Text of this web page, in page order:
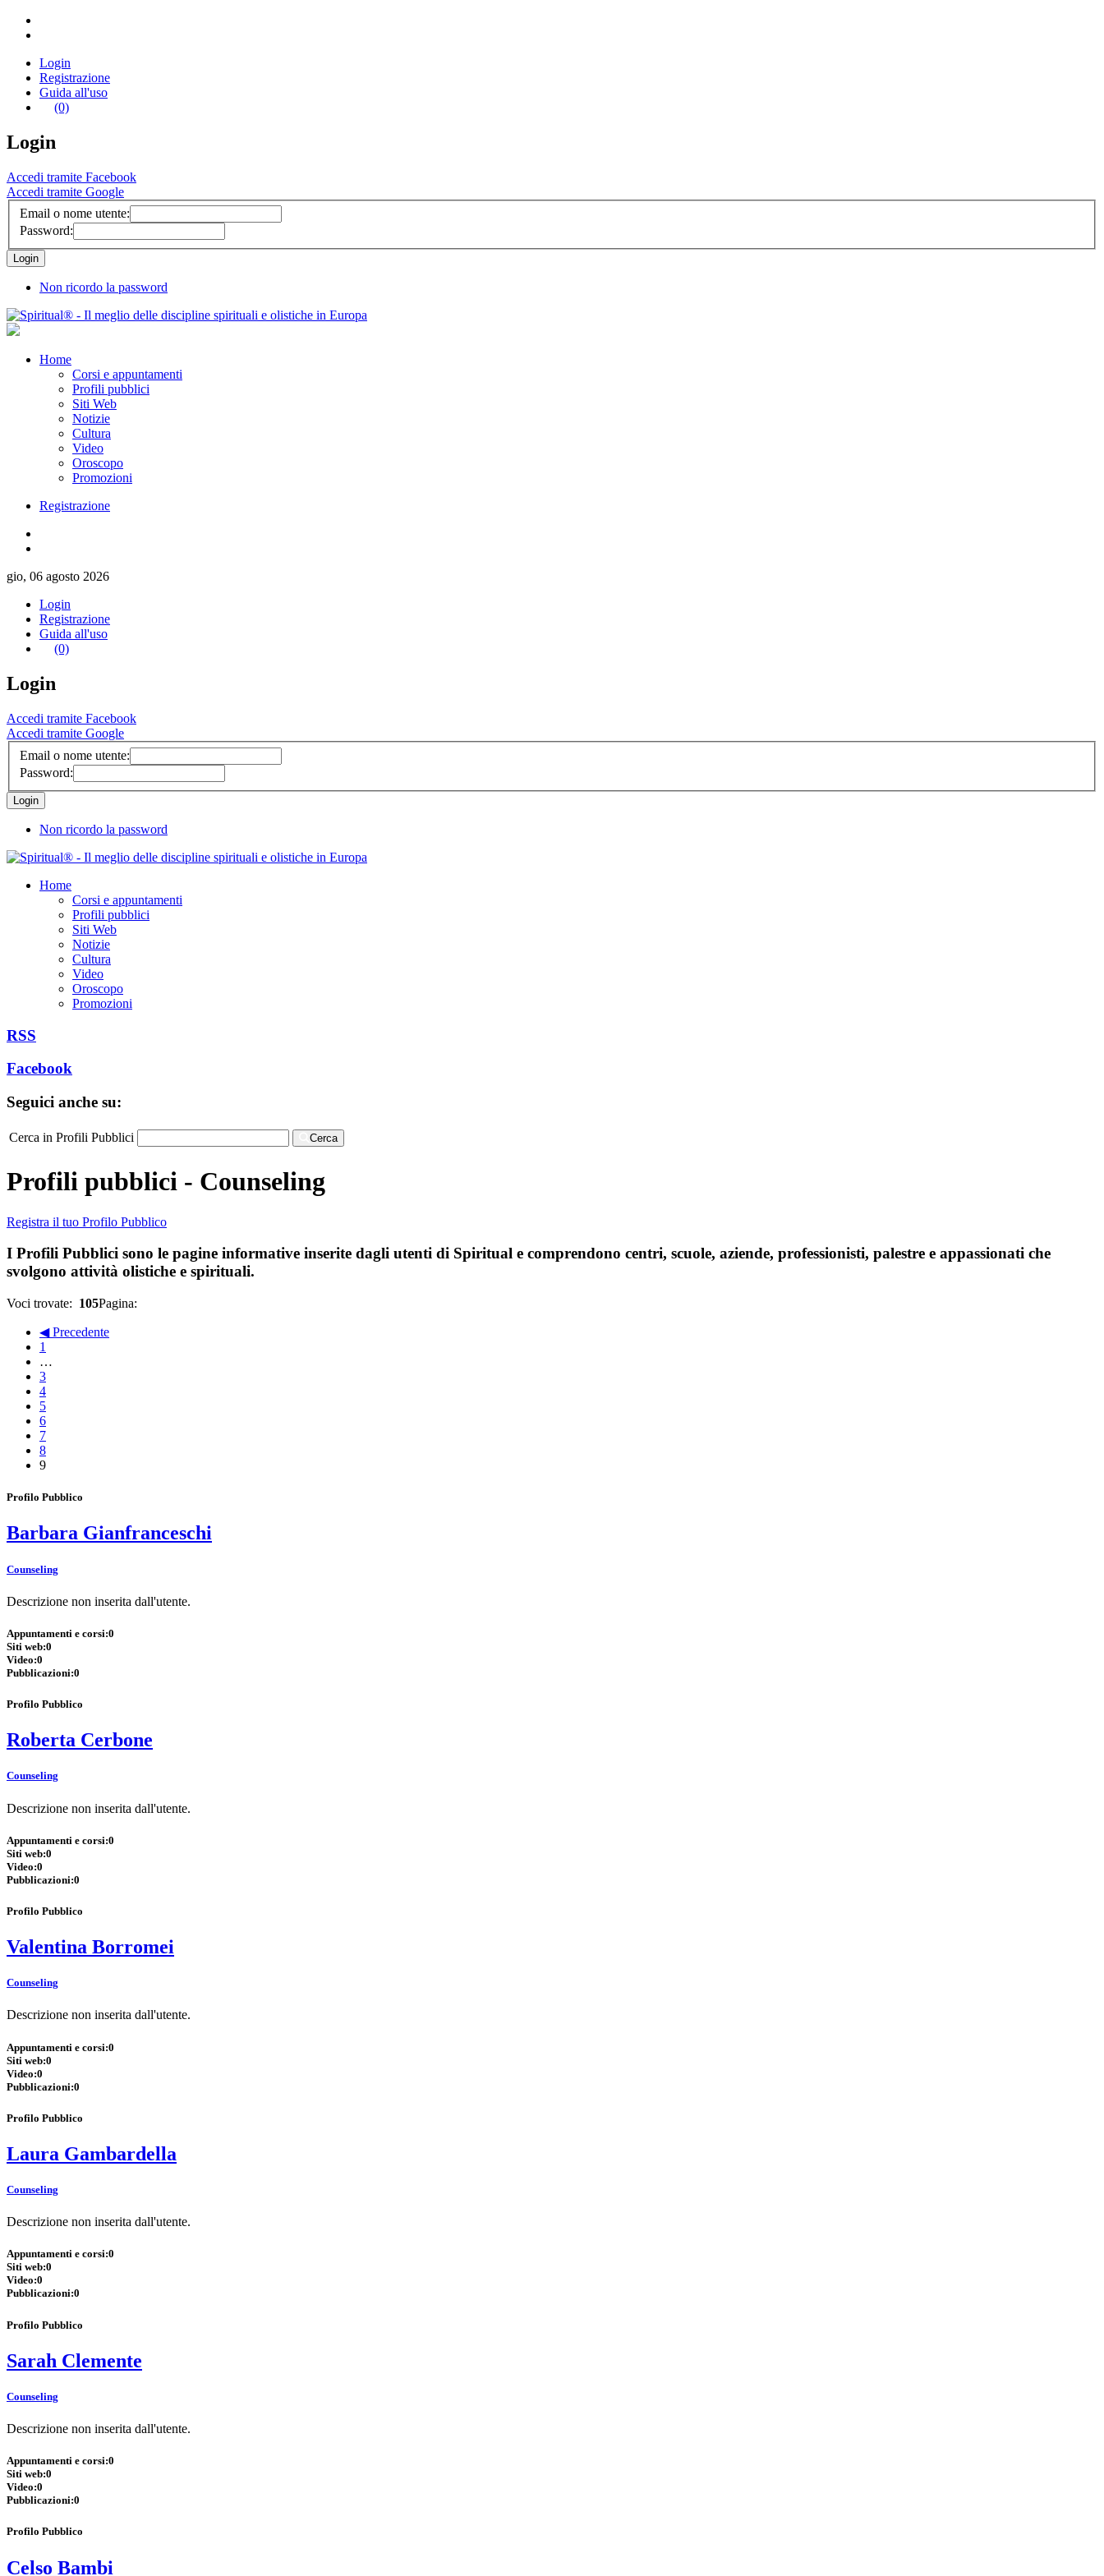
Login
Registrazione
Guida all'uso
(0)
Login
Accedi tramite Facebook
Accedi tramite Google
Email o nome utente:
Password:
Non ricordo la password
Home
Corsi e appuntamenti
Profili pubblici
Siti Web
Notizie
Cultura
Video
Oroscopo
Promozioni
Registrazione
gio, 06 agosto 2026
Login
Registrazione
Guida all'uso
(0)
Login
Accedi tramite Facebook
Accedi tramite Google
Email o nome utente:
Password:
Non ricordo la password
Home
Corsi e appuntamenti
Profili pubblici
Siti Web
Notizie
Cultura
Video
Oroscopo
Promozioni
RSS
Facebook
Seguici anche su:
Cerca in Profili Pubblici Cerca
Profili pubblici - Counseling
Registra il tuo Profilo Pubblico
I Profili Pubblici sono le pagine informative inserite dagli utenti di Spiritual e comprendono centri, scuole, aziende, professionisti, palestre e appassionati che
svolgono attività olistiche e spirituali.
Voci trovate: 105Pagina:
◀ Precedente
1
…
3
4
5
6
7
8
9
Profilo Pubblico
Barbara Gianfranceschi
Counseling
Descrizione non inserita dall'utente.
Appuntamenti e corsi:0
Siti web:0
Video:0
Pubblicazioni:0
Profilo Pubblico
Roberta Cerbone
Counseling
Descrizione non inserita dall'utente.
Appuntamenti e corsi:0
Siti web:0
Video:0
Pubblicazioni:0
Profilo Pubblico
Valentina Borromei
Counseling
Descrizione non inserita dall'utente.
Appuntamenti e corsi:0
Siti web:0
Video:0
Pubblicazioni:0
Profilo Pubblico
Laura Gambardella
Counseling
Descrizione non inserita dall'utente.
Appuntamenti e corsi:0
Siti web:0
Video:0
Pubblicazioni:0
Profilo Pubblico
Sarah Clemente
Counseling
Descrizione non inserita dall'utente.
Appuntamenti e corsi:0
Siti web:0
Video:0
Pubblicazioni:0
Profilo Pubblico
Celso Bambi